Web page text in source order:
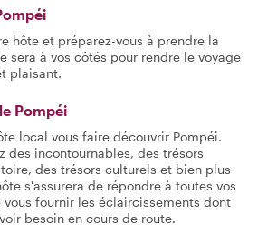
hôte et préparez-vous à prendre la
sera à vos côtés pour rendre le voyage
plaisant.
Pompéi
local vous faire découvrir Pompéi.
des incontournables, des trésors
des trésors culturels et bien plus
s'assurera de répondre à toutes vos
fournir les éclaircissements dont
besoin en cours de route.